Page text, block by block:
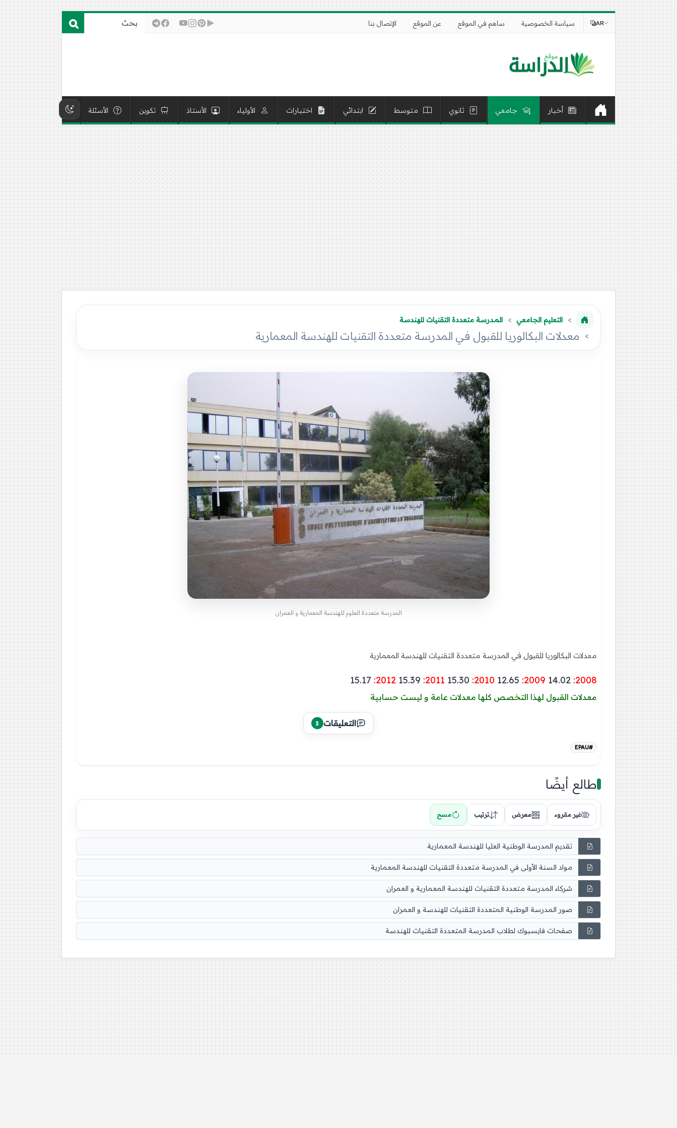
سياسة الخصوصية ساهم في الموقع عن الموقع الإتصال بنا AR
أخبار جامعي ثانوي متوسط ابتدائي اختبارات الأولياء الأستاذ تكوين الأسئلة
التعليم الجامعي المدرسة متعددة التقنيات للهندسة
معدلات البكالوريا للقبول في المدرسة متعددة التقنيات للهندسة المعمارية
المدرسة متعددة العلوم للهندسة المعمارية و العمران
معدلات البكالوريا للقبول في المدرسة متعددة التقنيات للهندسة المعمارية
15.17 :2012 15.39 :2011 15.30 :2010 12.65 :2009 14.02 :2008
معدلات القبول لهذا التخصص كلها معدلات عامة و ليست حسابية
التعليقات 3
#EPAU
طالع أيضًا
غير مقروء معرض ترتيب مسح
تقديم المدرسة الوطنية العليا للهندسة المعمارية
مواد السنة الأولى في المدرسة متعددة التقنيات للهندسة المعمارية
شركاء المدرسة متعددة التقنيات للهندسة المعمارية و العمران
صور المدرسة الوطنية المتعددة التقنيات للهندسة و العمران
صفحات فايسبوك لطلاب المدرسة المتعددة التقنيات للهندسة